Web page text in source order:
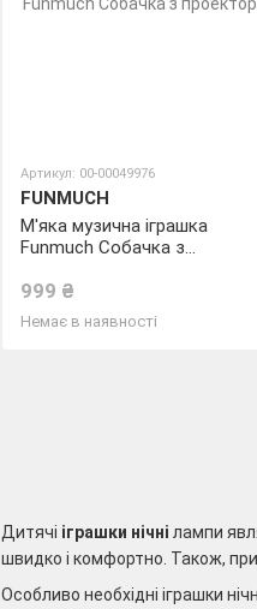
Дитячі іграшки нічні лампи
швидко і комфортно. Також,
Особливо необхідні іграшки
Артикул: 00-00049976
FUNMUCH
М'яка музична іграшка
Funmuch Собачка з
999 ₴
Немає в наявності